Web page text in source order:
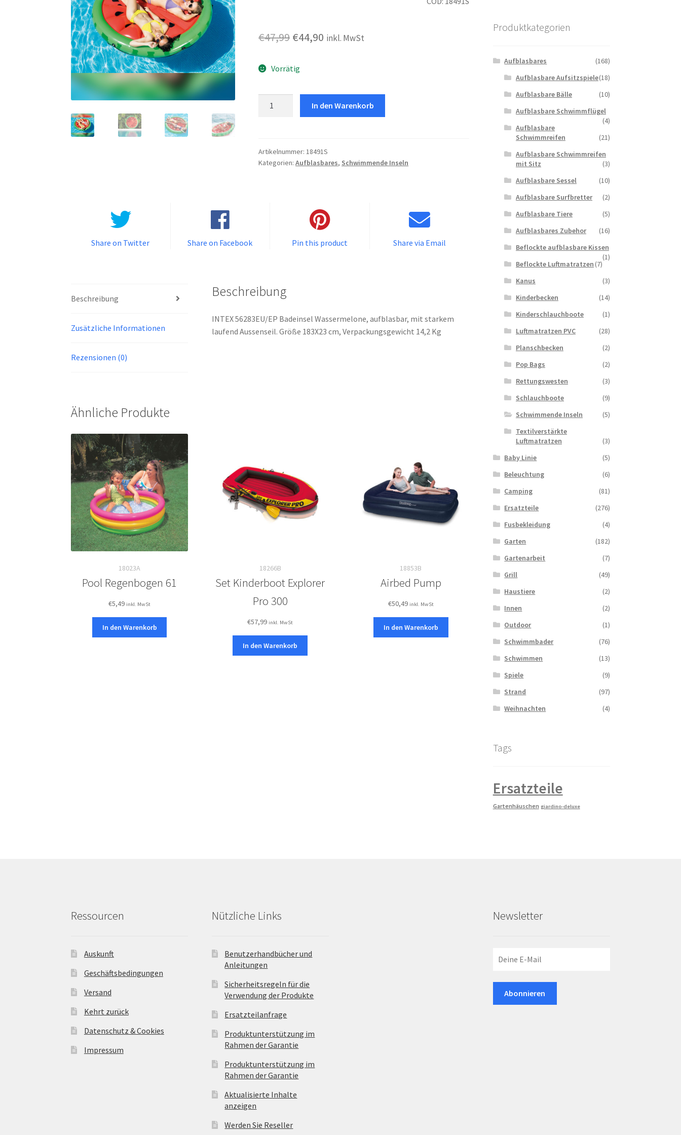
€47,99 Ursprünglicher
war:
€47,99
€44,90 Aktueller
€44,90.
inkl. MwSt
Vorrätig
In den Warenkorb
Artikelnummer:18491S
Kategorien:Aufblasbares, Schwimmende Inseln
Share on Twitter Share on Facebook Pin this product Share via Email
Beschreibung
Zusätzliche Informationen
Rezensionen (0)
Beschreibung
INTEX 56283EU/EP Badeinsel Wassermelone, aufblasbar, mit starkem
laufend Aussenseil. Größe 183X23 cm, Verpackungsgewicht 14,2 Kg
Ähnliche Produkte
18023A
Pool Regenbogen 61
€5,49 inkl. MwSt
In den Warenkorb
18266B
Set Kinderboot Explorer
Pro 300
€57,99 inkl. MwSt
In den Warenkorb
18853B
Airbed Pump
€50,49 inkl. MwSt
In den Warenkorb
Produktkategorien
Aufblasbares
(168)
Aufblasbare Aufsitzspiele(18)
Aufblasbare Bälle
(10)
Aufblasbare Schwimmflügel
(4)
Aufblasbare
Schwimmreifen
(21)
Aufblasbare Schwimmreifen
mit Sitz
(3)
Aufblasbare Sessel
(10)
Aufblasbare Surfbretter
(2)
Aufblasbare Tiere
(5)
Aufblasbares Zubehor
(16)
Beflockte aufblasbare Kissen
(1)
Beflockte Luftmatratzen (7)
Kanus
(3)
Kinderbecken
(14)
Kinderschlauchboote
(1)
Luftmatratzen PVC
(28)
Planschbecken
(2)
Pop Bags
(2)
Rettungswesten
(3)
Schlauchboote
(9)
Schwimmende Inseln
(5)
Textilverstärkte
Luftmatratzen
(3)
Baby Linie
(5)
Beleuchtung
(6)
Camping
(81)
Ersatzteile
(276)
Fusbekleidung
(4)
Garten
(182)
Gartenarbeit
(7)
Grill
(49)
Haustiere
(2)
Innen
(2)
Outdoor
(1)
Schwimmbader
(76)
Schwimmen
(13)
Spiele
(9)
Strand
(97)
Weihnachten
(4)
Tags
Ersatzteile
Gartenhäuschen giardino-deluxe
Ressourcen
Auskunft
Geschäftsbedingungen
Versand
Kehrt zurück
Datenschutz & Cookies
Impressum
Nützliche Links
Benutzerhandbücher und
Anleitungen
Sicherheitsregeln für die
Verwendung der Produkte
Ersatzteilanfrage
Produktunterstützung im
Rahmen der Garantie
Produktunterstützung im
Rahmen der Garantie
Aktualisierte Inhalte
anzeigen
Werden Sie Reseller
Newsletter